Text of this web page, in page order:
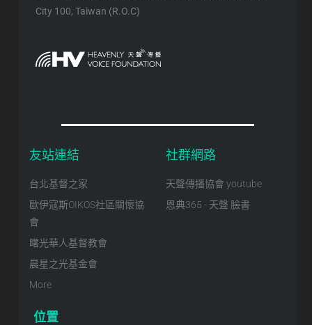
City 100, Taiwan (R.O.C)
友站連結
台北基督之家
歐伊寇斯OIKOS社區關懷協
會
曙光華人基督教會
晨星之光基金會
More
社群網路
天聲傳播協會 youtube
恩典365 - 天聲 臉書
位置